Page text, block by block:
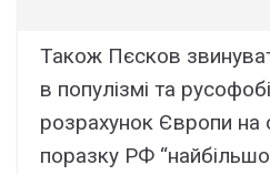
Також Пєсков
в популізмі та
розрахунок Європи на
поразку РФ